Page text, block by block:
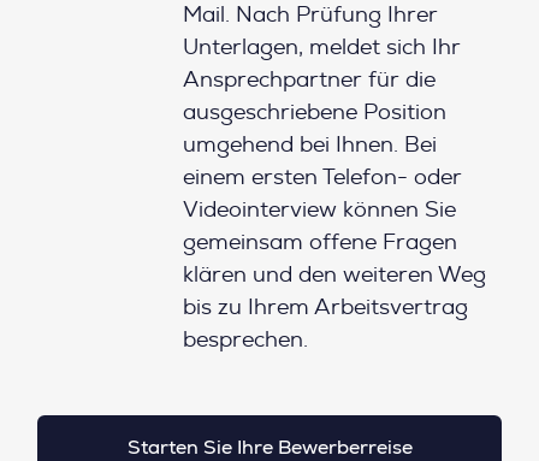
Mail. Nach Prüfung Ihrer
Unterlagen, meldet sich Ihr
Ansprechpartner für die
ausgeschriebene Position
umgehend bei Ihnen. Bei
einem ersten Telefon- oder
Videointerview können Sie
gemeinsam offene Fragen
klären und den weiteren Weg
bis zu Ihrem Arbeitsvertrag
besprechen.
Starten Sie Ihre Bewerberreise